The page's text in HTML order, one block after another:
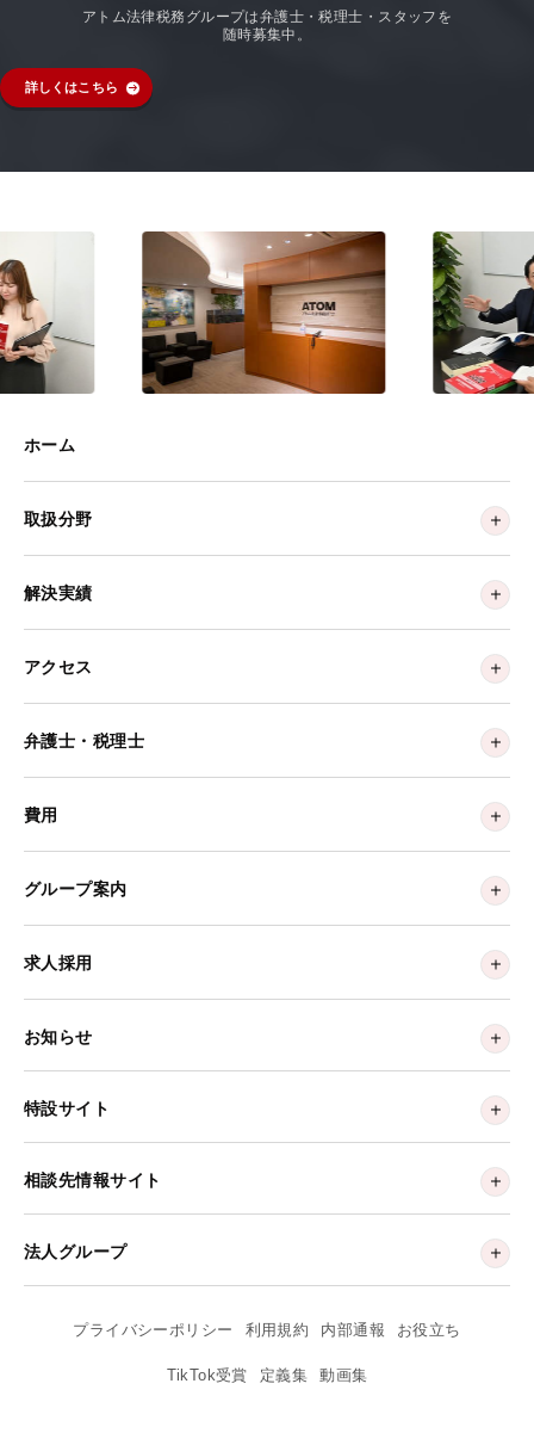
アトム法律税務グループは弁護士・税理士・スタッフを
随時募集中。
詳しくはこちら
ホーム
取扱分野
解決実績
アクセス
弁護士・税理士
費用
グループ案内
求人採用
お知らせ
特設サイト
相談先情報サイト
法人グループ
プライバシーポリシー 利用規約 内部通報 お役立ち
TikTok受賞 定義集 動画集